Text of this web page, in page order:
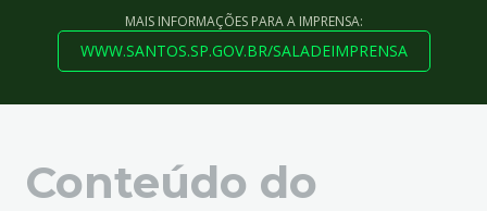
MAIS INFORMAÇÕES PARA A IMPRENSA:
WWW.SANTOS.SP.GOV.BR/SALADEIMPRENSA
Conteúdo do